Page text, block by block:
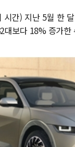
간) 지난 5월 한
대보다 18% 증가한